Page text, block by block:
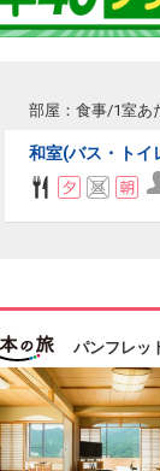
部屋：食事/1室あ
和室(バス・トイ
パンフレ